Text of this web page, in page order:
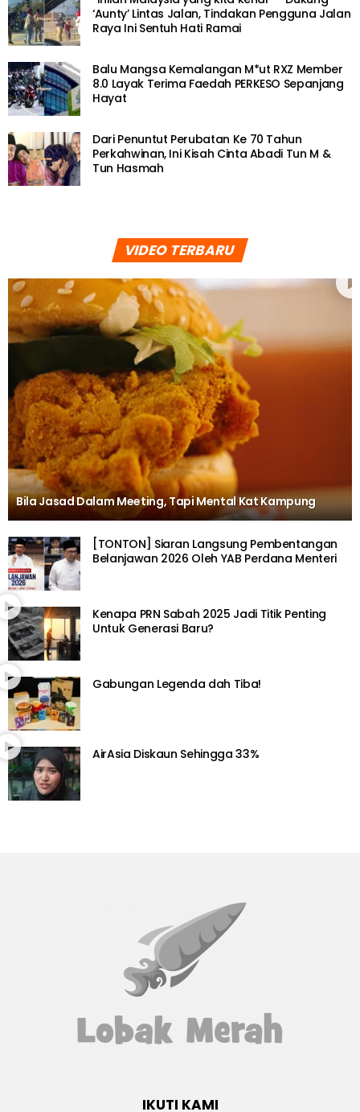
‘Aunty’ Lintas Jalan, Tindakan Pengguna Jalan
Raya Ini Sentuh Hati Ramai
Balu Mangsa Kemalangan M*ut RXZ Member
8.0 Layak Terima Faedah PERKESO Sepanjang
Hayat
Dari Penuntut Perubatan Ke 70 Tahun
Perkahwinan, Ini Kisah Cinta Abadi Tun M &
Tun Hasmah
VIDEO TERBARU
Bila Jasad Dalam Meeting, Tapi Mental Kat Kampung
[TONTON] Siaran Langsung Pembentangan
Belanjawan 2026 Oleh YAB Perdana Menteri
Kenapa PRN Sabah 2025 Jadi Titik Penting
Untuk Generasi Baru?
Gabungan Legenda dah Tiba!
AirAsia Diskaun Sehingga 33%
IKUTI KAMI